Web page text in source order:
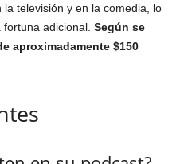
televisión y en la comedia, lo
adicional. Según se
aproximadamente $150